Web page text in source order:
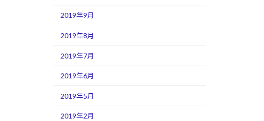
2019年9月
2019年8月
2019年7月
2019年6月
2019年5月
2019年2月